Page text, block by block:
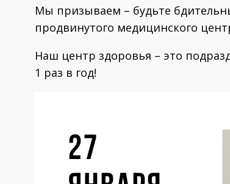
Мы призываем – будьте
продвинутого медицинского
Наш центр здоровья – это
1 раз в год!